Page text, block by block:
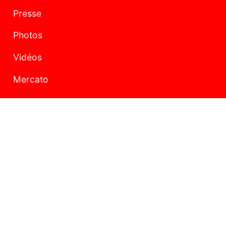
Presse
Photos
Vidéos
Mercato